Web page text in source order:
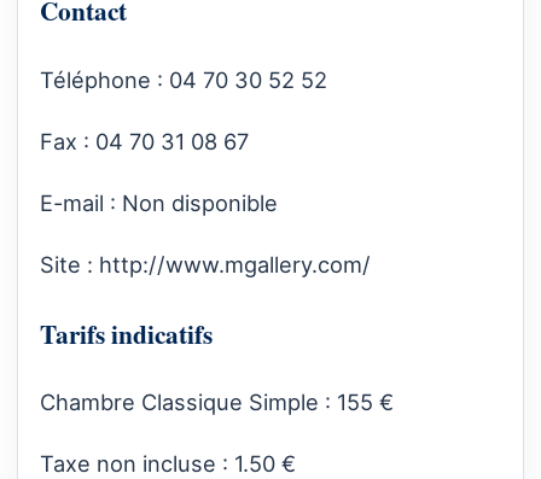
Contact
Téléphone : 04 70 30 52 52
Fax : 04 70 31 08 67
E-mail : Non disponible
Site : http://www.mgallery.com/
Tarifs indicatifs
Chambre Classique Simple : 155 €
Taxe non incluse : 1.50 €